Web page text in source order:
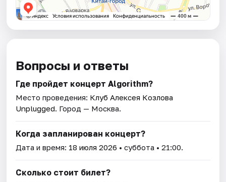
Вопросы и ответы
Где пройдет концерт Algorithm?
Место проведения: Клуб Алексея Козлова
Unplugged. Город — Москва.
Когда запланирован концерт?
Дата и время: 18 июля 2026 • суббота • 21:00.
Сколько стоит билет?